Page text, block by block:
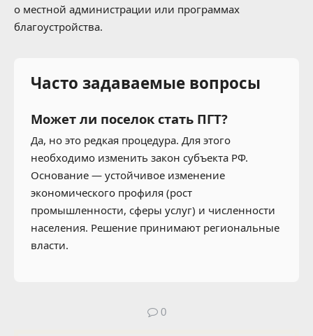
о местной администрации или программах
благоустройства.
Часто задаваемые вопросы
Может ли поселок стать ПГТ?
Да, но это редкая процедура. Для этого
необходимо изменить закон субъекта РФ.
Основание — устойчивое изменение
экономического профиля (рост
промышленности, сферы услуг) и численности
населения. Решение принимают региональные
власти.
0